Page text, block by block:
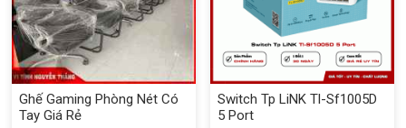
Ghế Gaming Phòng Nét Có
Tay Giá Rẻ
Switch Tp LiNK Tl-Sf1005D
5 Port